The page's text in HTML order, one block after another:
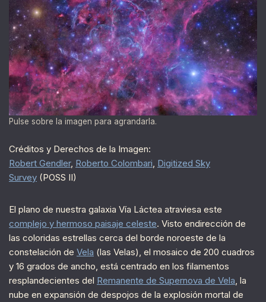
Pulse sobre la imagen para agrandarla.
Créditos y Derechos de la Imagen:
Robert Gendler, Roberto Colombari Digitized Sky
Survey (POSS II)
El plano de nuestra galaxia Vía Láctea atraviesa este
complejo y hermoso paisaje celeste. Visto endirección de
las coloridas estrellas cerca del borde noroeste de la
constelación de Vela (las Velas), el mosaico de 200 cuadros
y 16 grados de ancho, está centrado en los filamentos
resplandecientes del Remanente de Supernova de Vela , la
nube en expansión de despojos de la explosión mortal de